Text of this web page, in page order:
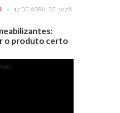
- 17 DE ABRIL DE 2026
o produto certo